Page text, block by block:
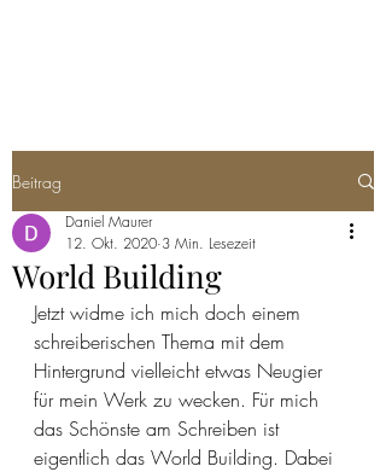
Beitrag
World Building
Daniel Maurer
12. Okt. 2020 3 Min. Lesezeit
Jetzt widme ich mich doch einem
schreiberischen Thema mit dem
Hintergrund vielleicht etwas Neugier
für mein Werk zu wecken. Für mich
das Schönste am Schreiben ist
eigentlich das World Building. Dabei